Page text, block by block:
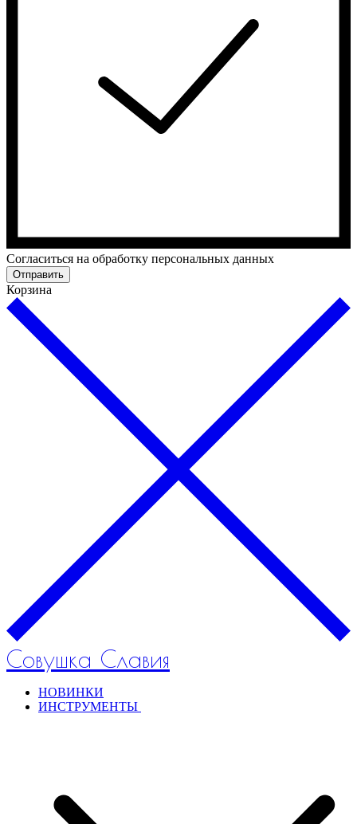
Cогласиться на обработку персональных данных
Отправить
Корзина
Совушка Славия
НОВИНКИ
ИНСТРУМЕНТЫ